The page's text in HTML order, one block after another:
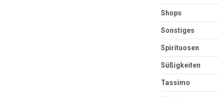
Shops
Sonstiges
Spirituosen
Süßigkeiten
Tassimo